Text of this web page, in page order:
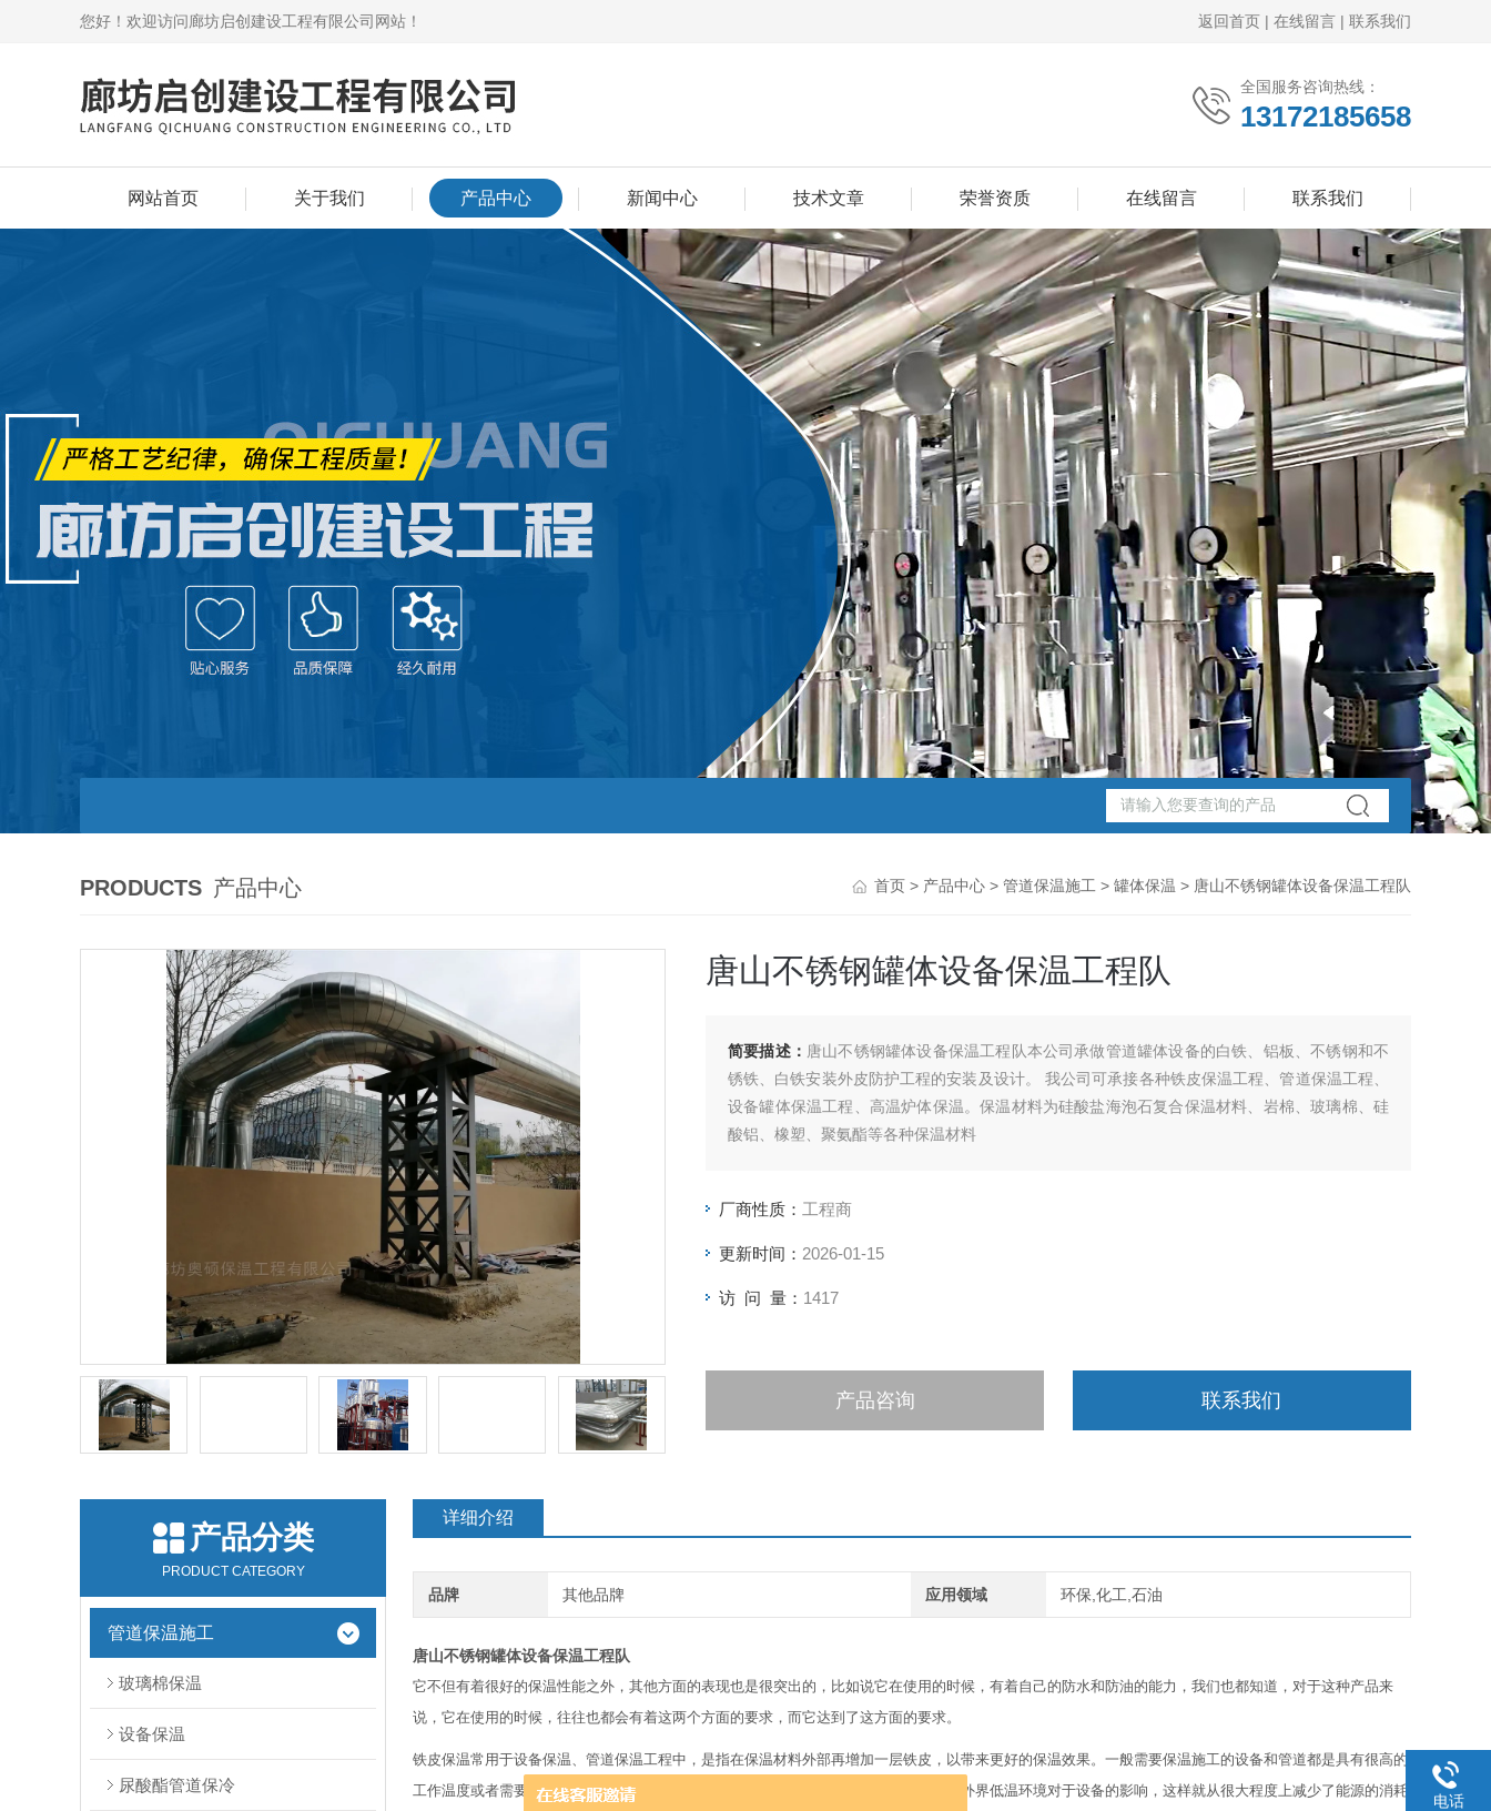
您好！欢迎访问廊坊启创建设工程有限公司网站！ 返回首页 | 在线留言 | 联系我们
全国服务咨询热线：
13172185658
网站首页 关于我们 产品中心 新闻中心 技术文章 荣誉资质 在线留言 联系我们
PRODUCTS 产品中心 首页 > 产品中心 > 管道保温施工 > 罐体保温 > 唐山不锈钢罐体设备保温工程队
唐山不锈钢罐体设备保温工程队
简要描述： 唐山不锈钢罐体设备保温工程队本公司承做管道罐体设备的白铁、铝板、不锈钢和不
锈铁、白铁安装外皮防护工程的安装及设计。 我公司可承接各种铁皮保温工程、管道保温工程、
设备罐体保温工程、高温炉体保温。保温材料为硅酸盐海泡石复合保温材料、岩棉、玻璃棉、硅
酸铝、橡塑、聚氨酯等各种保温材料
厂商性质： 工程商
更新时间： 2026-01-15
访 问 量： 1417
产品咨询 联系我们
详细介绍
品牌 其他品牌 应用领域 环保,化工,石油
唐山不锈钢罐体设备保温工程队
它不但有着很好的保温性能之外，其他方面的表现也是很突出的，比如说它在使用的时候，有着自己的防水和防油的能力，我们也都知道，对于这种产品来
说，它在使用的时候，往往也都会有着这两个方面的要求，而它达到了这方面的要求。
铁皮保温常用于设备保温、管道保温工程中，是指在保温材料外部再增加一层铁皮，以带来更好的保温效果。一般需要保温施工的设备和管道都是具有很高的
工作温度或者需要很高的工作温度，所以铁皮保温系统可以减少热量的散失，同时减少外界低温环境对于设备的影响，这样就从很大程度上减少了能源的消耗
产品分类
PRODUCT CATEGORY
管道保温施工
玻璃棉保温
设备保温
尿酸酯管道保冷
电话